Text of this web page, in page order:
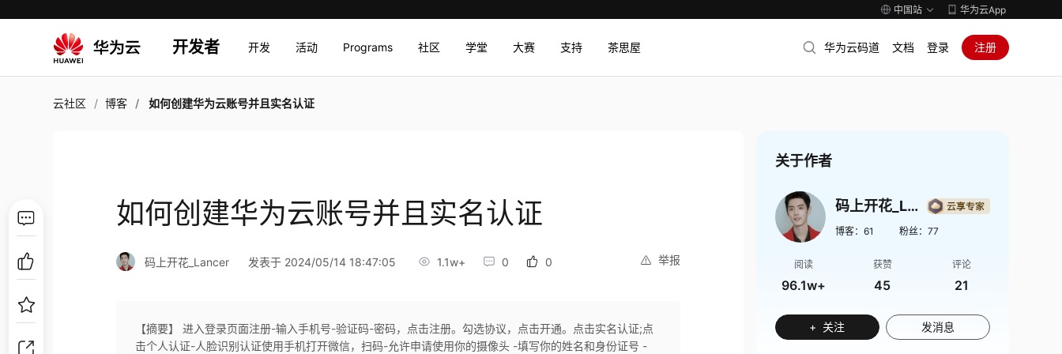
中国站 华为云App
开发者 开发 活动 Programs 社区 学堂 大赛 支持 茶思屋 华为云码道 文档 登录 注册
云社区 博客 如何创建华为云账号并且实名认证
如何创建华为云账号并且实名认证
举报
码上开花_Lancer 发表于 2024/05/14 18:47:05 1.1w+ 0 0
【摘要】 进入登录页面注册-输入手机号-验证码-密码，点击注册。勾选协议，点击开通。点击实名认证;点
击个人认证-人脸识别认证使用手机打开微信，扫码-允许申请使用你的摄像头 -填写你的姓名和身份证号 -
关于作者
码上开花_Lancer
博客： 61 粉丝： 77
阅读
96.1w+
获赞
45
评论
21
+ 关注 发消息